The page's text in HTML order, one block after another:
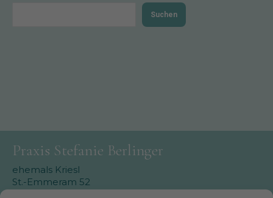
Suchen
Praxis Stefanie Berlinger
ehemals Kriesl
St.-Emmeram 52